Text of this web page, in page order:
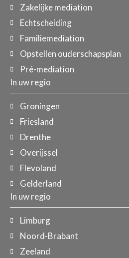
Zakelijke mediation
Echtscheiding
Familiemediation
Opstellen ouderschapsplan
Pré-mediation
In uw regio
Groningen
Friesland
Drenthe
Overijssel
Flevoland
Gelderland
In uw regio
Limburg
Noord-Brabant
Zeeland